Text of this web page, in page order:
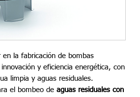
la fabricación de bombas
y eficiencia energética, con
limpia y aguas residuales.
el bombeo de aguas residuales con